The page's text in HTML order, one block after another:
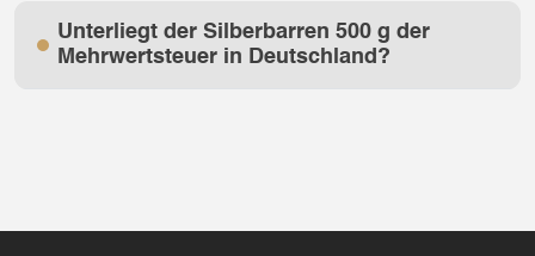
Unterliegt der Silberbarren 500 g der
Mehrwertsteuer in Deutschland?